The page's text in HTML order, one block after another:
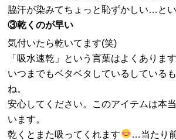
脇汗が染みてちょっと恥ずかしい…とい
③乾くのが早い
気付いたら乾いてます(笑)
「吸水速乾」という言葉はよくあります
いつまでもベタベタしているしている
ね。
安心してください。このアイテムは本
います。
乾くとまた吸ってくれます
…当たり前